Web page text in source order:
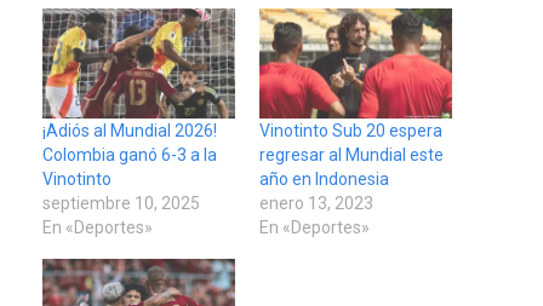
¡Adiós al Mundial 2026!
Colombia ganó 6-3 a la
Vinotinto
septiembre 10, 2025
En «Deportes»
Vinotinto Sub 20 espera
regresar al Mundial este
año en Indonesia
enero 13, 2023
En «Deportes»